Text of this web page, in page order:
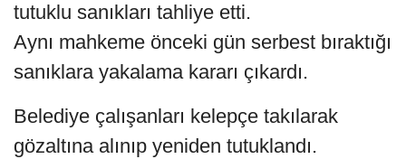
tutuklu sanıkları tahliye etti.
Aynı mahkeme önceki gün serbest bıraktığı
sanıklara yakalama kararı çıkardı.
Belediye çalışanları kelepçe takılarak
gözaltına alınıp yeniden tutuklandı.